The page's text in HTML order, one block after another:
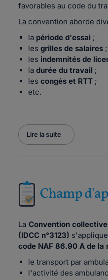
favorables au code du
La convention aborde
la période d'essai ;
les grilles de salaires ;
les indemnités de
la durée du travail ;
les congés et RTT ;
etc.
Lire la suite
Champ
La Convention
(IDCC n°3123)
code NAF 86.90 A de la
le transport par
l'activité des